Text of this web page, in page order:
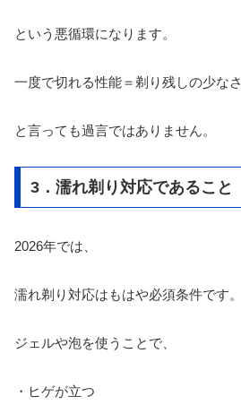
という悪循環になります。
一度で切れる性能＝剃り残しの少なさ
と言っても過言ではありません。
3．濡れ剃り対応であること
2026年では、
濡れ剃り対応はもはや必須条件です。
ジェルや泡を使うことで、
・ヒゲが立つ